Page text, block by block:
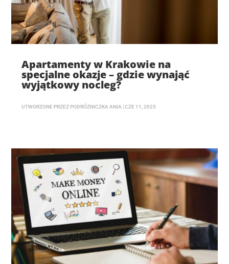
Apartamenty w Krakowie na
specjalne okazje – gdzie wynająć
wyjątkowy nocleg?
UTWORZONE PRZEZ PODRÓŻNICZKA ANIA |CZE 11, 2025